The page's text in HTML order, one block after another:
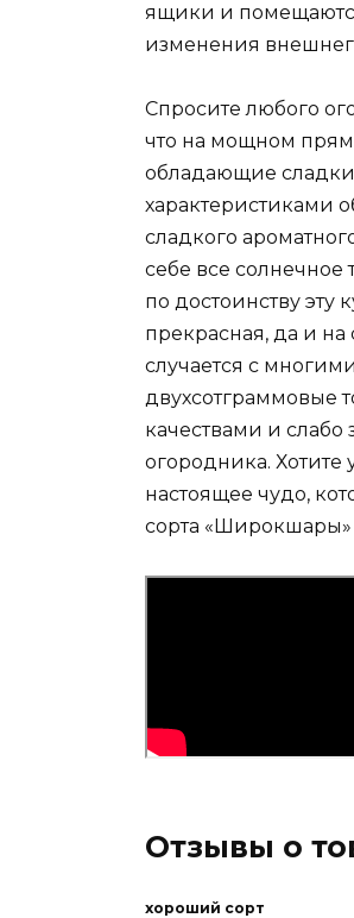
ящики и
изменения
Спросите любого
что на мощном
обладающие
характеристиками
сладкого
себе все
по достоинству эту
прекрасная, да и
случается с
двухсотграммовые
качествами и слабо
огородника. Хотите
настоящее чудо,
сорта
Отзывы о
хороший сорт